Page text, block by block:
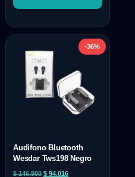
-36%
Audifono Bluetooth
Wesdar Tws198 Negro
$146.900 $ 94.016